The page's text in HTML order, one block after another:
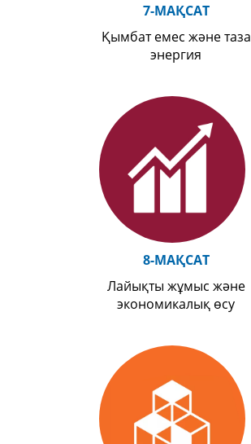
7-МАҚСАТ
Қымбат емес және таза
энергия
8-МАҚСАТ
Лайықты жұмыс және
экономикалық өсу